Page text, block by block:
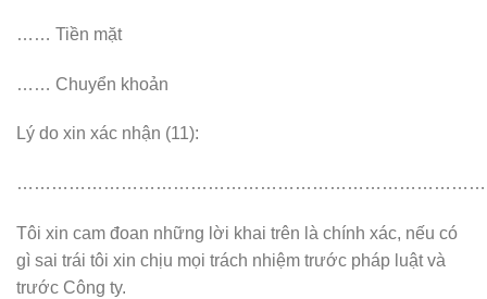
…… Tiền mặt
…… Chuyển khoản
Lý do xin xác nhận (11):
Tôi xin cam đoan những lời khai trên là chính xác, nếu có
gì sai trái tôi xin chịu mọi trách nhiệm trước pháp luật và
trước Công ty.